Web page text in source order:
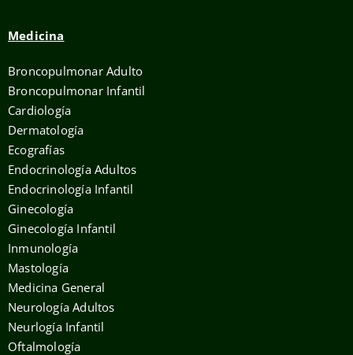
Medicina
Broncopulmonar Adulto
Broncopulmonar Infantil
Cardiología
Dermatología
Ecografías
Endocrinología Adultos
Endocrinología Infantil
Ginecología
Ginecología Infantil
Inmunología
Mastología
Medicina General
Neurología Adultos
Neurlogía Infantil
Oftalmología